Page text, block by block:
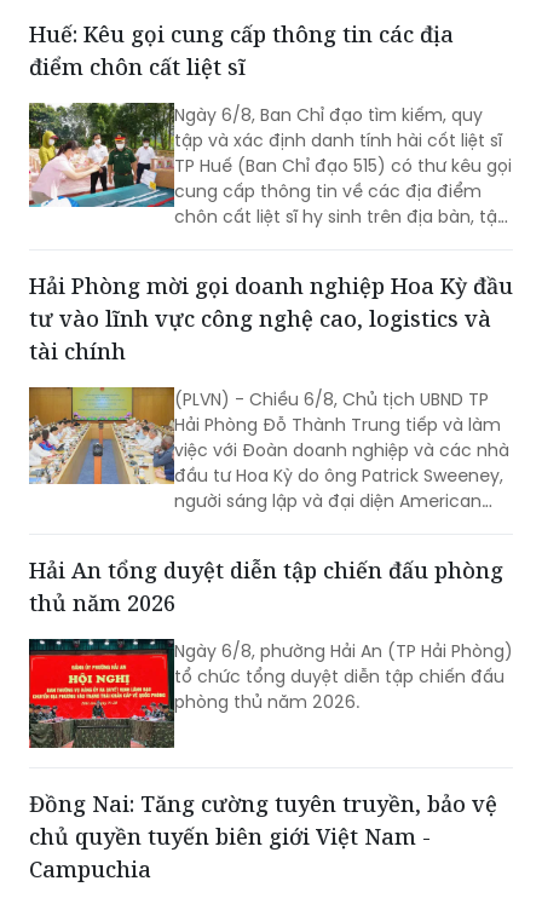
nghìn năm văn hiến.
Huế: Kêu gọi cung cấp thông tin các địa
điểm chôn cất liệt sĩ
Ngày 6/8, Ban Chỉ đạo tìm kiếm, quy
tập và xác định danh tính hài cốt liệt sĩ
TP Huế (Ban Chỉ đạo 515) có thư kêu gọi
cung cấp thông tin về các địa điểm
chôn cất liệt sĩ hy sinh trên địa bàn, tập
và khu vực sông Truồi (xã Lộc An).
Hải Phòng mời gọi doanh nghiệp Hoa Kỳ đầu
tư vào lĩnh vực công nghệ cao, logistics và
tài chính
(PLVN) - Chiều 6/8, Chủ tịch UBND TP
Hải Phòng Đỗ Thành Trung tiếp và làm
việc với Đoàn doanh nghiệp và các nhà
đầu tư Hoa Kỳ do ông Patrick Sweeney,
người sáng lập và đại diện American
tìm hiểu cơ hội đầu tư tại Hải Phòng.
Hải An tổng duyệt diễn tập chiến đấu phòng
thủ năm 2026
Ngày 6/8, phường Hải An (TP Hải Phòng)
tổ chức tổng duyệt diễn tập chiến đấu
phòng thủ năm 2026.
Đồng Nai: Tăng cường tuyên truyền, bảo vệ
chủ quyền tuyến biên giới Việt Nam -
Campuchia